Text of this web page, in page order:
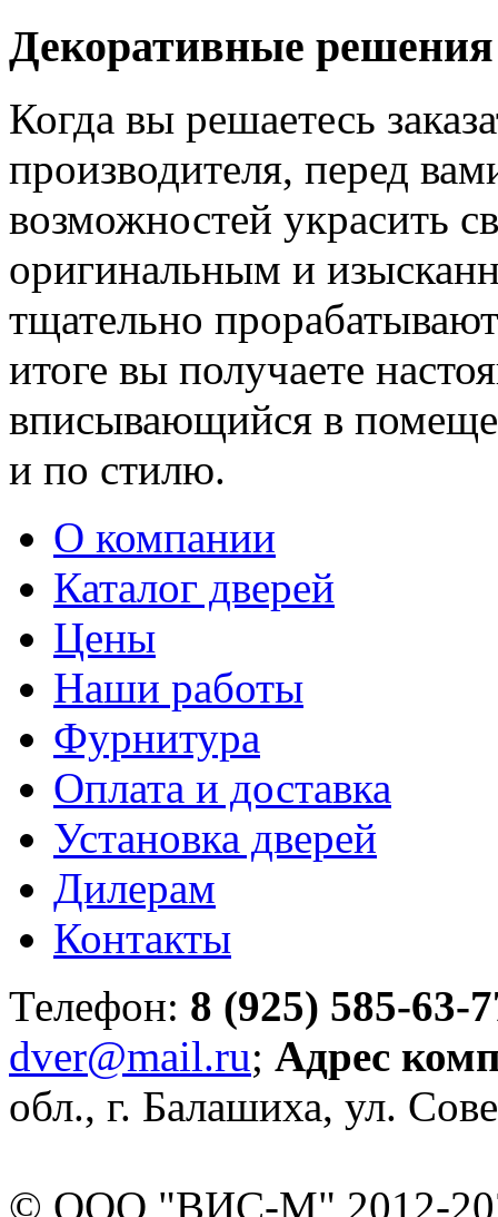
Декоративные решения
Когда вы решаетесь
производителя, перед
возможностей украсить
оригинальным и
тщательно
итоге вы получаете
вписывающийся в
и по стилю.
О компании
Каталог дверей
Цены
Наши работы
Фурнитура
Оплата и доставка
Установка дверей
Дилерам
Контакты
Телефон: 8 (925) 585-63-
dver@mail.ru; Адрес
обл., г. Балашиха, ул.
© ООО "ВИС-М" 2012-